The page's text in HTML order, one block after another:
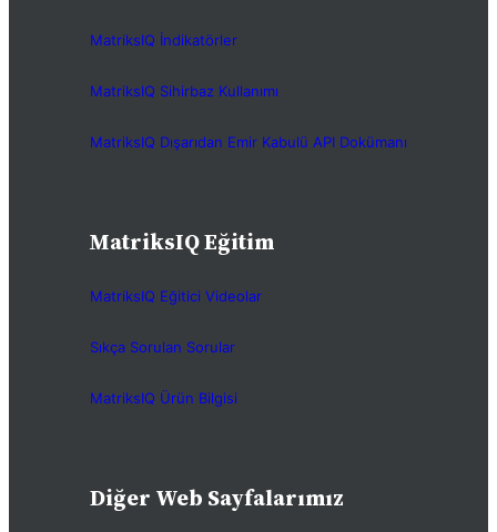
MatriksIQ İndikatörler
MatriksIQ Sihirbaz Kullanımı
MatriksIQ Dışarıdan Emir Kabulü API Dokümanı
MatriksIQ Eğitim
MatriksIQ Eğitici Videolar
Sıkça Sorulan Sorular
MatriksIQ Ürün Bilgisi
Diğer Web Sayfalarımız